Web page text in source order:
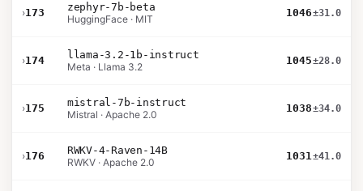
›173
zephyr-7b-beta
HuggingFace · MIT
1046±31.0
›174
llama-3.2-1b-instruct
Meta · Llama 3.2
1045±28.0
›175
mistral-7b-instruct
Mistral · Apache 2.0
1038±34.0
›176
RWKV-4-Raven-14B
RWKV · Apache 2.0
1031±41.0